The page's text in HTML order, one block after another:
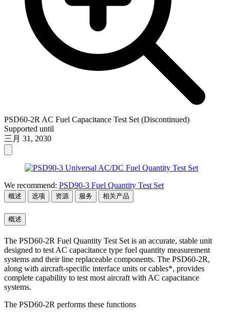
PSD60-2R AC Fuel Capacitance Test Set (Discontinued)
Supported until
三月 31, 2030
We recommend: PSD90-3 Fuel Quantity Test Set
概述 选项 资源 服务 相关产品
概述
The PSD60-2R Fuel Quantity Test Set is an accurate, stable unit
designed to test AC capacitance type fuel quantity measurement
systems and their line replaceable components. The PSD60-2R,
along with aircraft-specific interface units or cables*, provides
complete capability to test most aircraft with AC capacitance
systems.
The PSD60-2R performs these functions